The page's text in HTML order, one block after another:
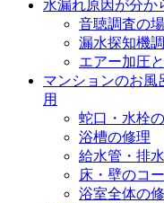
水漏れ原因が分か
音聴調査の
漏水探知機
エアー加圧
マンションのお風
用
蛇口・水栓
浴槽の修理
給水管・排
床・壁のコ
浴室全体の